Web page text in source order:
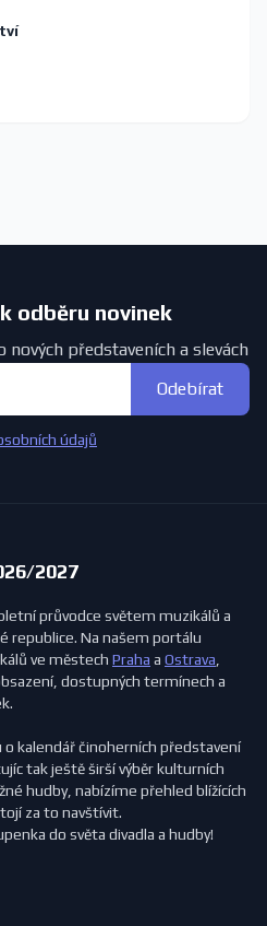
odběru novinek
představeních a slevách
Odebírat
údajů
2027
průvodce světem muzikálů a
republice. Na našem portálu
ve městech Praha a Ostrava
dostupných termínech a
kalendář činoherních představení
tak ještě širší výběr kulturních
hudby, nabízíme přehled blížících
za to navštívit.
do světa divadla a hudby!